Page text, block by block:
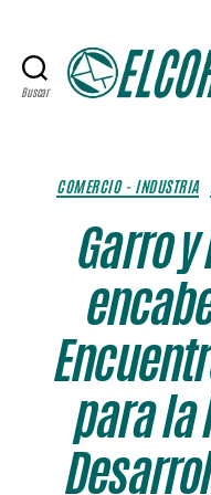
Buscar
COMERCIO - INDUSTRIA
Garro
para la